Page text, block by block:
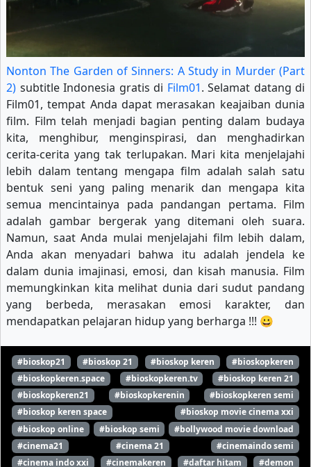
Nonton The Garden of Sinners: A Study in Murder (Part
2) subtitle Indonesia gratis di Film01. Selamat datang di
Film01, tempat Anda dapat merasakan keajaiban dunia
film. Film telah menjadi bagian penting dalam budaya
kita, menghibur, menginspirasi, dan menghadirkan
cerita-cerita yang tak terlupakan. Mari kita menjelajahi
lebih dalam tentang mengapa film adalah salah satu
bentuk seni yang paling menarik dan mengapa kita
semua mencintainya pada pandangan pertama. Film
adalah gambar bergerak yang ditemani oleh suara.
Namun, saat Anda mulai menjelajahi film lebih dalam,
Anda akan menyadari bahwa itu adalah jendela ke
dalam dunia imajinasi, emosi, dan kisah manusia. Film
memungkinkan kita melihat dunia dari sudut pandang
yang berbeda, merasakan emosi karakter, dan
mendapatkan pelajaran hidup yang berharga !!! 😀
#bioskop21 #bioskop 21 #bioskop keren
#bioskopkeren
#bioskopkeren.space
#bioskopkeren.tv
#bioskop keren 21
#bioskopkeren21
#bioskopkerenin
#bioskopkeren semi
#bioskop keren space
#bioskop movie cinema xxi
#bioskop online
#bioskop semi
#bollywood movie download
#cinema21
#cinema 21
#cinemaindo semi
#cinema indo xxi
#cinemakeren #daftar hitam
#demon